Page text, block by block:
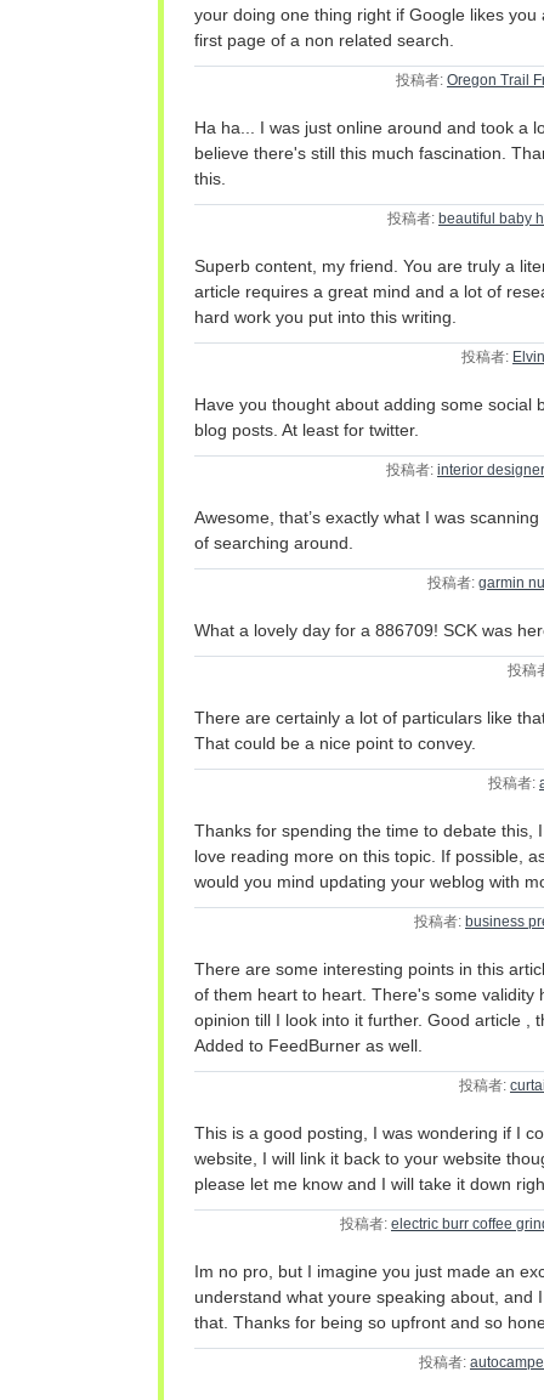
your doing one thing right if Google likes
first page of a non related search.
投稿者: Oregon Trail
Ha ha... I was just online around and took a
believe there's still this much fascination.
this.
投稿者: beautiful baby
Superb content, my friend. You are truly a
article requires a great mind and a lot of
hard work you put into this writing.
投稿者:
Have you thought about adding some social
blog posts. At least for twitter.
投稿者: interior
Awesome, that’s exactly what I was
of searching around.
投稿者: garmin
What a lovely day for a 886709! SCK was
投稿
There are certainly a lot of particulars like
That could be a nice point to convey.
投稿者:
Thanks for spending the time to debate this,
love reading more on this topic. If possible,
would you mind updating your weblog with
投稿者: business
There are some interesting points in this
of them heart to heart. There's some validity
opinion till I look into it further. Good article ,
Added to FeedBurner as well.
投稿者:
This is a good posting, I was wondering if I
website, I will link it back to your website
please let me know and I will take it down
投稿者: electric burr coffee
Im no pro, but I imagine you just made an
understand what youre speaking about, and
that. Thanks for being so upfront and so
投稿者: